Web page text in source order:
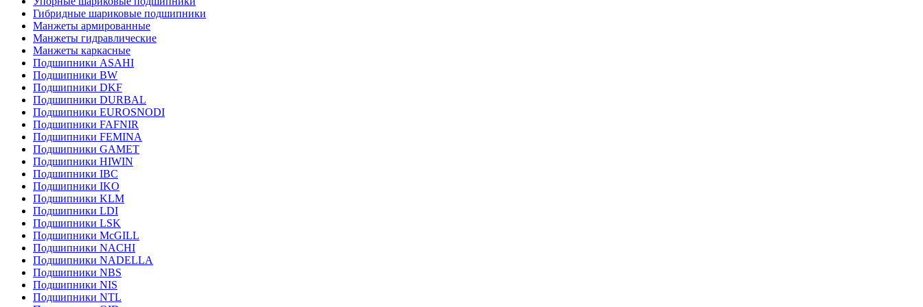
Гибридные шариковые подшипники
Манжеты армированные
Манжеты гидравлические
Манжеты каркасные
Подшипники ASAHI
Подшипники BW
Подшипники DKF
Подшипники DURBAL
Подшипники EUROSNODI
Подшипники FAFNIR
Подшипники FEMINA
Подшипники GAMET
Подшипники HIWIN
Подшипники IBC
Подшипники IKO
Подшипники KLM
Подшипники LDI
Подшипники LSK
Подшипники McGILL
Подшипники NACHI
Подшипники NADELLA
Подшипники NBS
Подшипники NIS
Подшипники NTL